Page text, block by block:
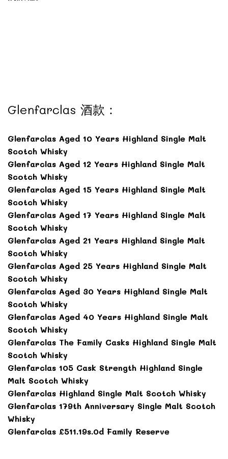
Glenfarclas 酒款：
Glenfarclas Aged 10 Years Highland Single Malt
Scotch Whisky
Glenfarclas Aged 12 Years Highland Single Malt
Scotch Whisky
Glenfarclas Aged 15 Years Highland Single Malt
Scotch Whisky
Glenfarclas Aged 17 Years Highland Single Malt
Scotch Whisky
Glenfarclas Aged 21 Years Highland Single Malt
Scotch Whisky
Glenfarclas Aged 25 Years Highland Single Malt
Scotch Whisky
Glenfarclas Aged 30 Years Highland Single Malt
Scotch Whisky
Glenfarclas Aged 40 Years Highland Single Malt
Scotch Whisky
Glenfarclas The Family Casks Highland Single Malt
Scotch Whisky
Glenfarclas 105 Cask Strength Highland Single
Malt Scotch Whisky
Glenfarclas Highland Single Malt Scotch Whisky
Glenfarclas 179th Anniversary Single Malt Scotch
Whisky
Glenfarclas £511.19s.0d Family Reserve